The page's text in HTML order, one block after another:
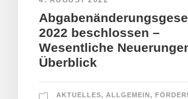
2022 beschlossen –
Wesentliche
Überblick
AKTUELLES, ALLGEMEIN,